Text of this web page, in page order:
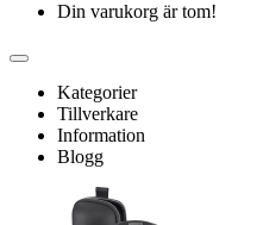
Din varukorg är tom!
Kategorier
Tillverkare
Information
Blogg